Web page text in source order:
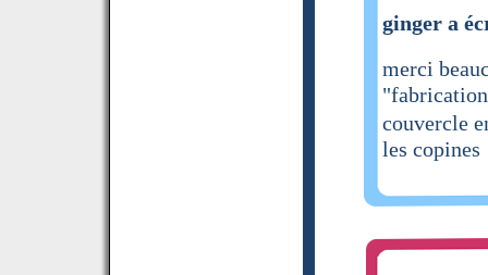
ginger a
merci
couvercle
les